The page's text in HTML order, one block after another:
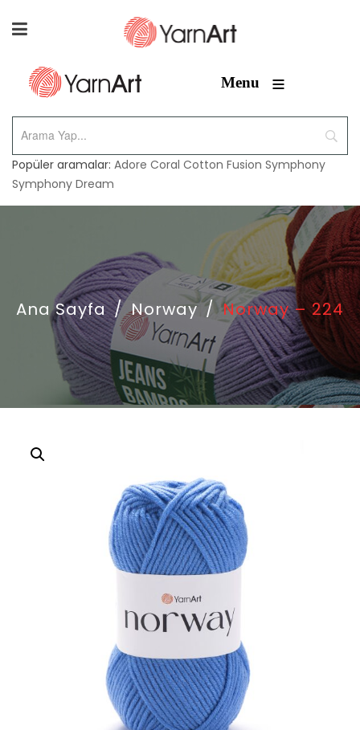
Menu ≡
Popüler aramalar: Adore Coral Cotton Fusion Symphony
Symphony Dream
Ana Sayfa / Norway / Norway – 224